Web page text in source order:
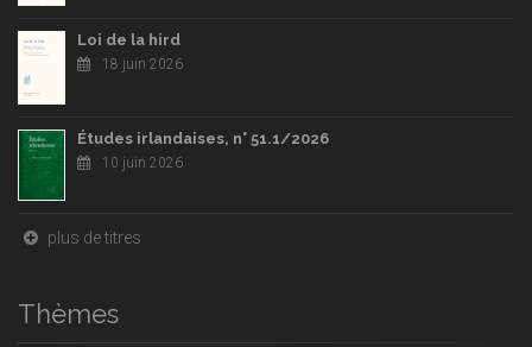
Loi de la hird
18 juin 2026
Études irlandaises, n° 51.1/2026
10 juin 2026
plus de titres
Thèmes